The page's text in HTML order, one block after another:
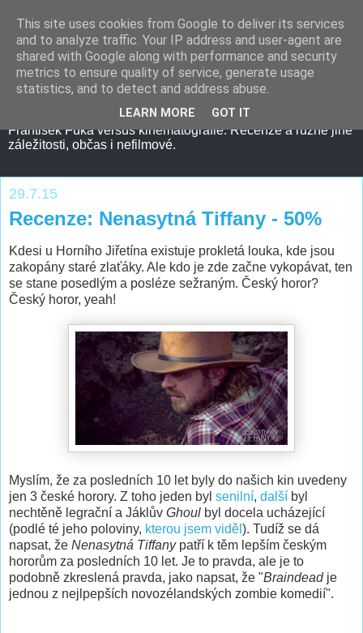
František Fuka versus kinematografie. Recenze a různé jiné
záležitosti, občas i nefilmové.
29.7.15
Recenze: Nenasytná Tiffany - 50%
Kdesi u Horního Jiřetína existuje prokletá louka, kde jsou
zakopány staré zlaťáky. Ale kdo je zde začne vykopávat, ten
se stane posedlým a posléze sežraným. Český horor?
Český horor, yeah!
Myslím, že za posledních 10 let byly do našich kin uvedeny
jen 3 české horory. Z toho jeden byl senilní, další byl
nechtěně legrační a Jáklův Ghoul byl docela ucházející
(podlé té jeho poloviny, kterou jsem viděl ). Tudíž se dá
napsat, že Nenasytná Tiffanypatří k těm lepším českým
hororům za posledních 10 let. Je to pravda, ale je to
podobně zkreslená pravda, jako napsat, že "Braindeadje
jednou z nejlpepších novozélandských zombie komedií".
This site uses cookies from Google to deliver its services
and to analyze traffic. Your IP address and user-agent are
shared with Google along with performance and security
metrics to ensure quality of service, generate usage
statistics, and to detect and address abuse.
LEARN MORE GOT IT